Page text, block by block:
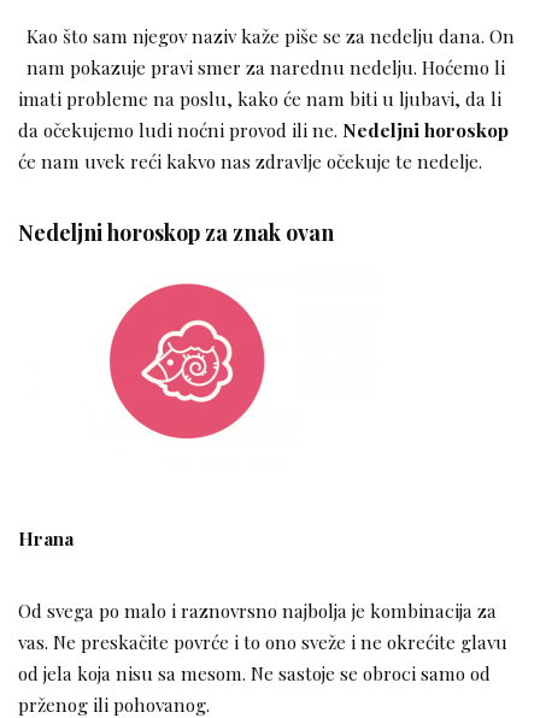
Kao što sam njegov naziv kaže piše se za nedelju dana. On
nam pokazuje pravi smer za narednu nedelju. Hoćemo li
imati probleme na poslu, kako će nam biti u ljubavi, da li
da očekujemo ludi noćni provod ili ne. Nedeljni horoskop
će nam uvek reći kakvo nas zdravlje očekuje te nedelje.
Nedeljni horoskop za znak ovan
Hrana
Od svega po malo i raznovrsno najbolja je kombinacija za
vas. Ne preskačite povrće i to ono sveže i ne okrećite glavu
od jela koja nisu sa mesom. Ne sastoje se obroci samo od
prženog ili pohovanog.